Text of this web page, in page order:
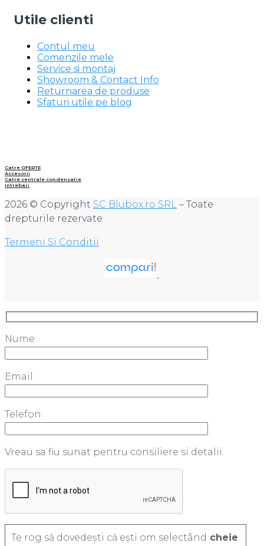
Utile clienti
Contul meu
Comenzile mele
Service si montaj
Showroom & Contact Info
Returnarea de produse
Sfaturi utile pe blog
Catre OFERTE
Accesorii
Catre centrale condensatie
Intrebari
2026 © Copyright SC Blubox.ro SRL – Toate
drepturile rezervate
Termeni Si Conditii
Nume
Email
Telefon
Vreau sa fiu sunat pentru consiliere si detalii.
Te rog să dovedești că ești om selectând cheie.